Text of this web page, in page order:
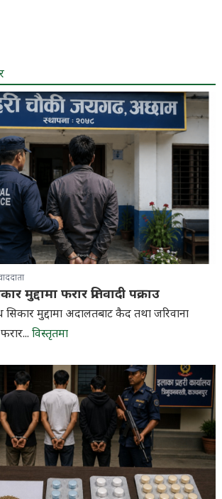
मुद्दामा फरार प्रतिवादी पक्राउ
मुद्दामा अदालतबाट कैद तथा जरिवाना
विस्तृतमा